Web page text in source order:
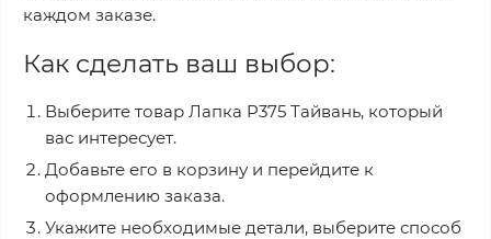
каждом заказе.
Как сделать ваш выбор:
Выберите товар Лапка P375 Тайвань, который
вас интересует.
Добавьте его в корзину и перейдите к
оформлению заказа.
Укажите необходимые детали, выберите способ